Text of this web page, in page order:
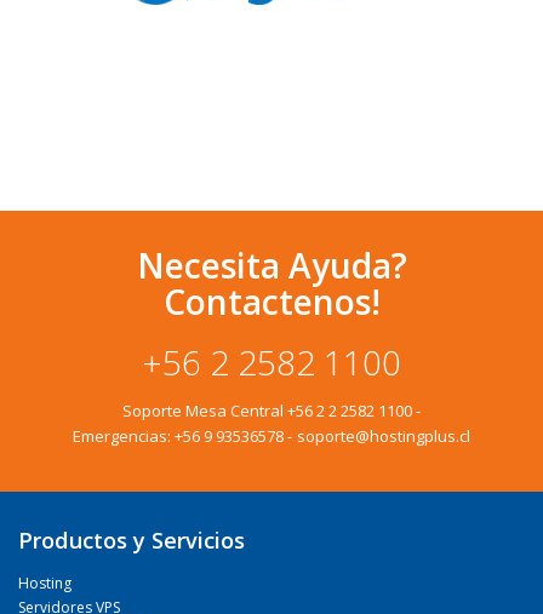
Necesita Ayuda?
Contactenos!
+56 2 2582 1100
Soporte Mesa Central +56 2 2 2582 1100-
Emergencias: +56 9 93536578- soporte@hostingplus.cl
Productos y Servicios
Hosting
Servidores VPS